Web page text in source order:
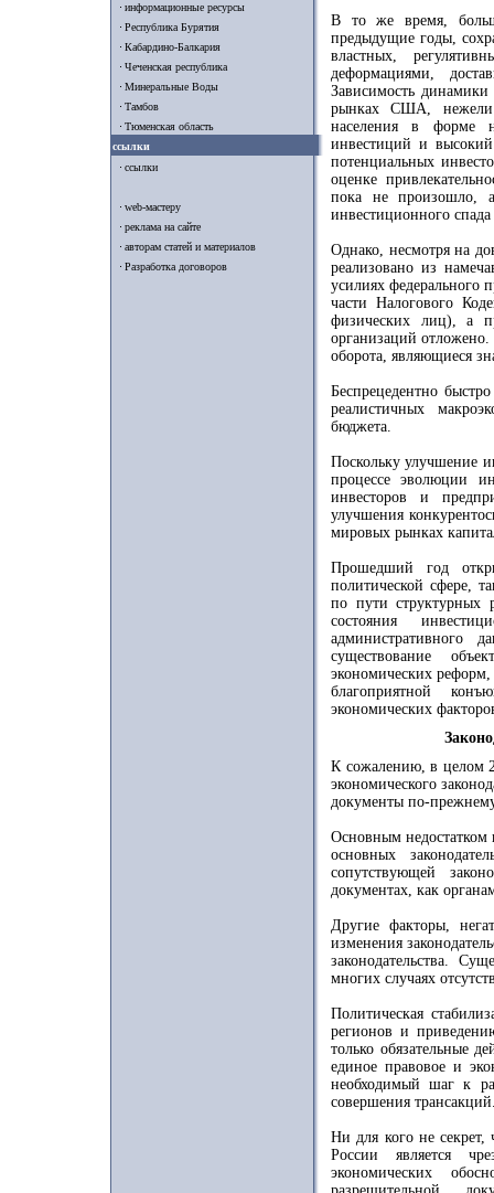
информационные ресурсы
Республика Бурятия
Кабардино-Балкария
Чеченская республика
Минеральные Воды
Тамбов
Тюменская область
ссылки
ссылки
web-мастеру
реклама на сайте
авторам статей и материалов
Разработка договоров
В то же время,
предыдущие годы,
властных,
деформациями,
Зависимость
рынках США, нежели
населения в форме
инвестиций и высокий
потенциальных
оценке
пока не произошло,
инвестиционного
Однако, несмотря на
реализовано из
усилиях федерального
части Налогового
физических лиц), а
организаций
оборота, являющиеся
Беспрецедентно
реалистичных
бюджета.
Поскольку улучшение
процессе эволюции
инвесторов и
улучшения
мировых рынках
Прошедший год
политической сфере,
по пути структурных
состояния
административного
существование
экономических
благоприятной
экономических
К сожалению, в целом
экономического
документы по-
Основным недостатком
основных
сопутствующей
документах, как
Другие факторы,
изменения
законодательства.
многих случаях
Политическая
регионов и
только обязательные
единое правовое и
необходимый шаг к
совершения
Ни для кого не
России является
экономических